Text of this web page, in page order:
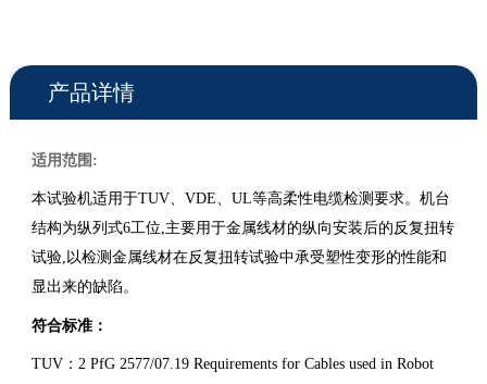
产品详情
适用范围:
本试验机适用于TUV、VDE、UL等高柔性电缆检测要求。机台
结构为纵列式6工位,主要用于金属线材的纵向安装后的反复扭转
试验,以检测金属线材在反复扭转试验中承受塑性变形的性能和
显出来的缺陷。
符合标准：
TUV：2 PfG 2577/07.19 Requirements for Cables used in Robot